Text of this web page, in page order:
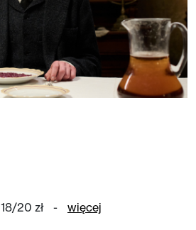
18/20 zł - więcej